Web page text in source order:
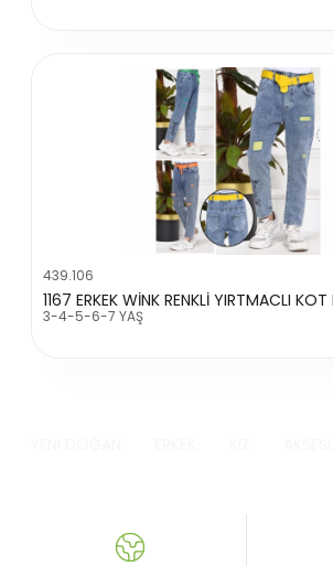
439.106
1167 ERKEK WİNK RENKLİ YIRTMACLI
3-4-5-6-7 YAŞ